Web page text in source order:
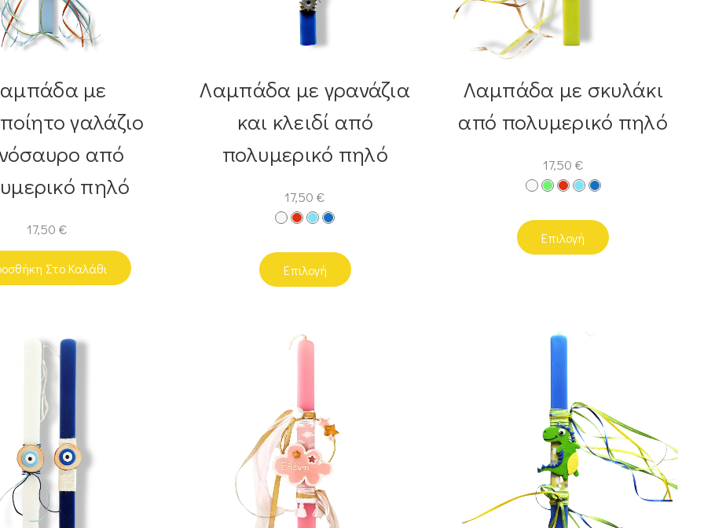
με
γαλάζιο
από
πηλό
17,50 €
Στο Καλάθι
Λαμπάδα με γρανάζια
και κλειδί από
πολυμερικό πηλό
17,50€
Επιλογή
Λαμπάδα με σκυλάκι
από πολυμερικό πηλό
17,50 €
Επιλογή